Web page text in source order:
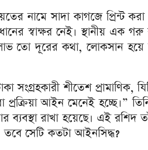
নামে সাদা কাগজে প্রিন্ট
স্বাক্ষর নেই। স্থানীয় এক
তো দূরের কথা, লোকসান হয়ে
শীতেশ প্রামাণিক,
আইন মেনেই হচ্ছে।”
রাখা হয়েছে। এই রশিদ
তবে সেটি কতটা আইনসিদ্ধ?